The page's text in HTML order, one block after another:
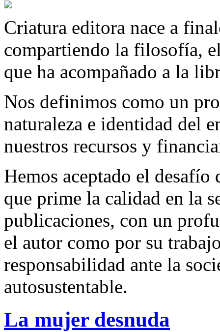
Criatura editora nace a
compartiendo la filosofía,
que ha acompañado a la
Nos definimos como un
naturaleza e identidad del
nuestros recursos y
Hemos aceptado el
que prime la calidad en la
publicaciones, con un
el autor como por su
responsabilidad ante la
autosustentable.
La mujer desnuda